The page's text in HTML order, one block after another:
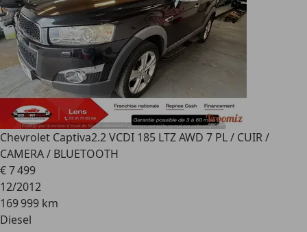
Chevrolet Captiva2.2 VCDI 185 LTZ AWD 7 PL / CUIR /
CAMERA / BLUETOOTH
€ 7 499
12/2012
169 999 km
Diesel